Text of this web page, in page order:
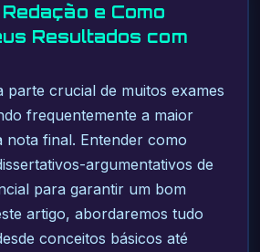
e Como
Resultados com
parte crucial de muitos exames
frequentemente a maior
nota final. Entender como
argumentativos de
para garantir um bom
artigo, abordaremos tudo
conceitos básicos até